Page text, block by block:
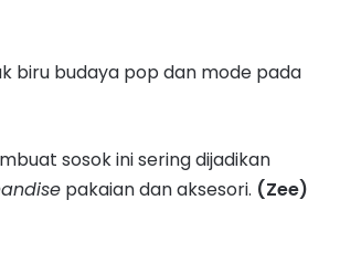
biru budaya pop dan mode pada
sosok ini sering dijadikan
pakaian dan aksesori. (Zee)